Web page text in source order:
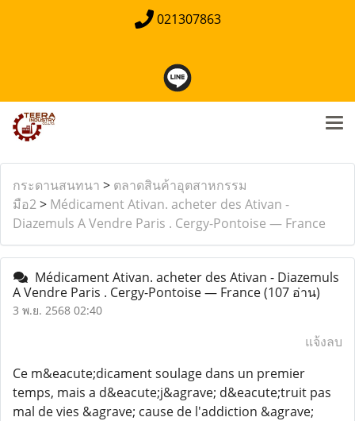
021307863
กระดานสนทนา > ตลาดสินค้าอุตสาหกรรม
มือ2> Médicament Ativan. acheter des Ativan -
Diazemuls A Vendre Paris . Cergy-Pontoise — France
Médicament Ativan. acheter des Ativan - Diazemuls
A Vendre Paris . Cergy-Pontoise — France(107 อ่าน)
3 พ.ย. 2568 02:40
แจ้งลบ
Ce m&eacute;dicament soulage dans un premier
temps, mais a d&eacute;j&agrave; d&eacute;truit pas
mal de vies &agrave; cause de l'addiction &agrave;